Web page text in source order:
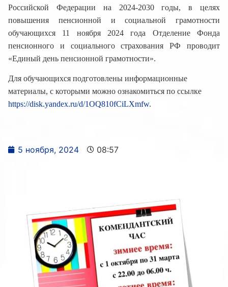
Российской Федерации на 2024-2030 годы, в целях
повышения пенсионной и социальной грамотности
обучающихся 11 ноября 2024 года Отделение Фонда
пенсионного и социального страхования РФ проводит
«Единый день пенсионной грамотности».
Для обучающихся подготовлены информационные
материалы, с которыми можно ознакомиться по ссылке
https://disk.yandex.ru/d/1OQ810fCiLXmfw.
5 ноября, 2024 08:57